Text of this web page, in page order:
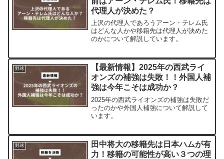
代理人が決めた？
上沢の代理人であろうアーン・テレム氏
はどんな人かや移籍先は代理人が決めた
のかについて解説しています。
野球
【最新情報】2025年の西武ライ
オンズの補強は失敗！！外国人補
強は今年こそは成功か？
2025年の西武ライオンズの補強は失敗だ
ったのかや外国人補強について解説して
います。
野球
田中将大の移籍先は日本ハムが有
力！移籍の可能性が高い３つの理